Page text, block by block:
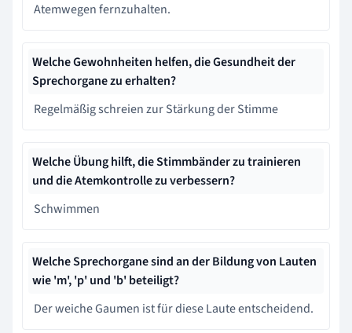
Atemwegen fernzuhalten.
Welche Gewohnheiten helfen, die Gesundheit der
Sprechorgane zu erhalten?
Regelmäßig schreien zur Stärkung der Stimme
Welche Übung hilft, die Stimmbänder zu trainieren
und die Atemkontrolle zu verbessern?
Schwimmen
Welche Sprechorgane sind an der Bildung von Lauten
wie 'm', 'p' und 'b' beteiligt?
Der weiche Gaumen ist für diese Laute entscheidend.